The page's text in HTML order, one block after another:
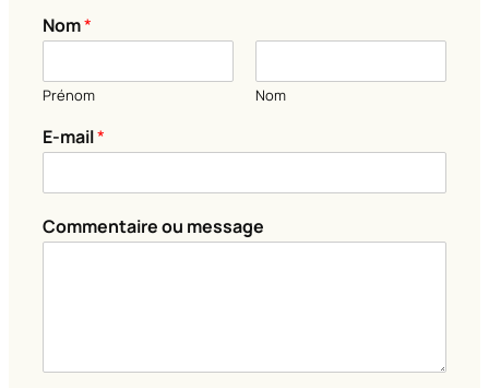
E
-
a
i
*
o
Nom*
Prénom Nom
E-mail*
Commentaire ou message